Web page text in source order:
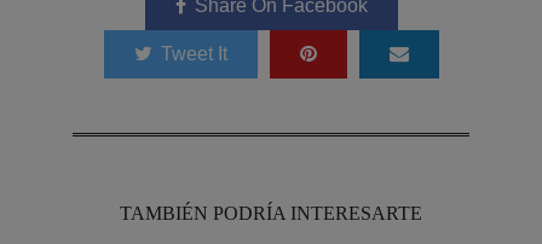
Share On Facebook
Tweet It
TAMBIÉN PODRÍA INTERESARTE